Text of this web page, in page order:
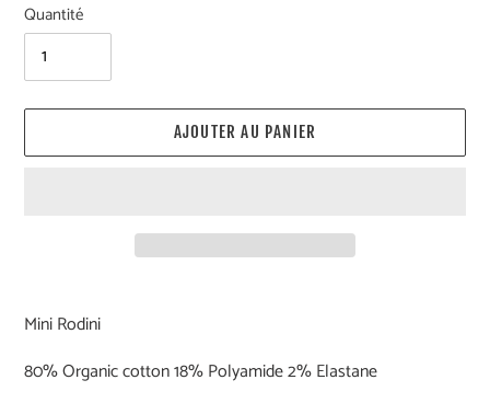
Quantité
AJOUTER AU PANIER
d'un
à
Mini Rodini
80% Organic cotton 18% Polyamide 2% Elastane